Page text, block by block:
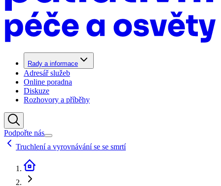
Rady a informace
Adresář služeb
Online poradna
Diskuze
Rozhovory a příběhy
Podpořte nás
Truchlení a vyrovnávání se se smrtí